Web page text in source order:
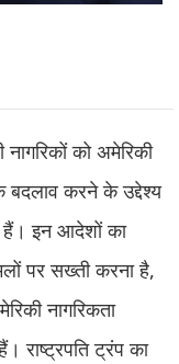
को अमेरिकी
बदलाव करने के उद्देश्य
हैं। इन आदेशों का
पर सख्ती करना है,
नागरिकता
राष्ट्रपति ट्रंप का